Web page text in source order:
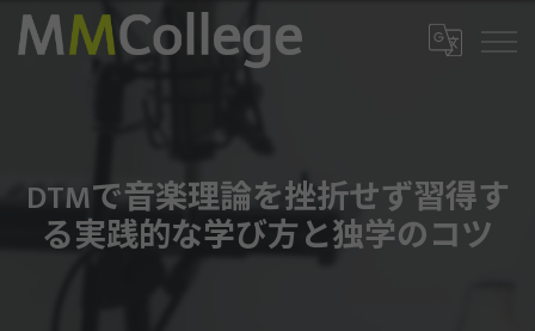
DTMで音楽理論を挫折せず習得す
る実践的な学び方と独学のコツ